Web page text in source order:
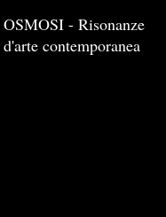
OSMOSI - Risonanze
d'arte contemporanea